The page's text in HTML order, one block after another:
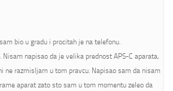
bio u gradu i procitah je na telefonu.
Nisam napisao da je velika prednost APS-C aparata,
ne razmisljam u tom pravcu. Napisao sam da nisam
aparat zato sto sam u tom momentu zeleo da